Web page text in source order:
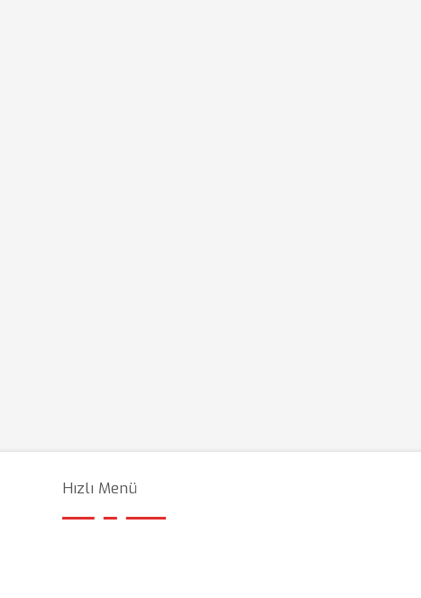
Hızlı Menü